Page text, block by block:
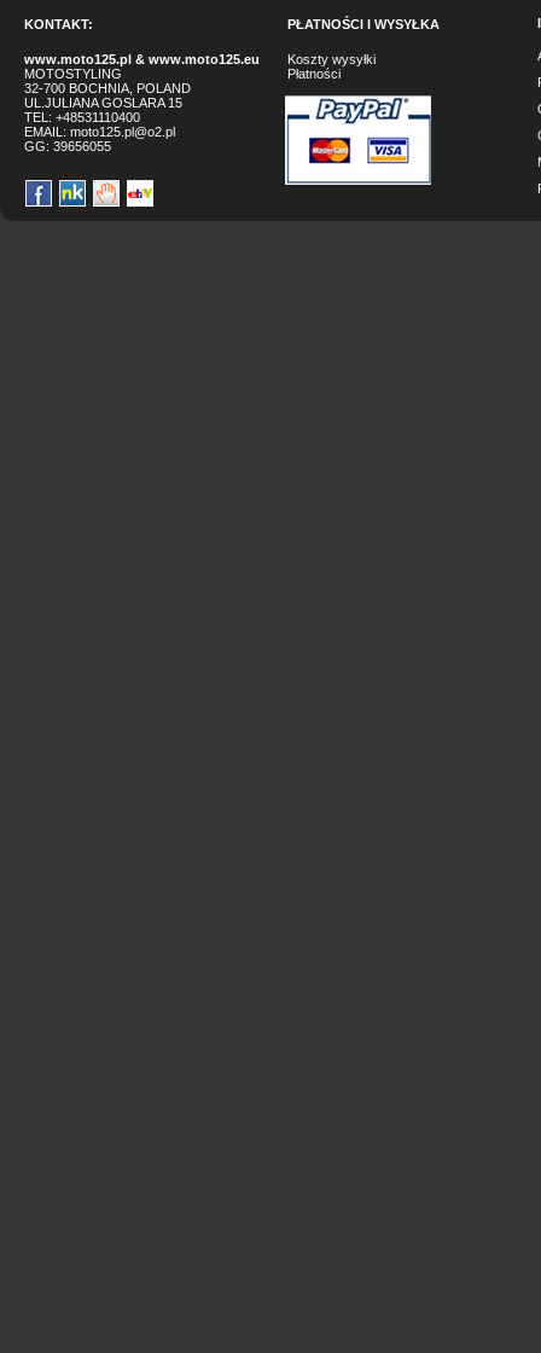
KONTAKT:
www.moto125.pl & www.moto125.eu
MOTOSTYLING
32-700 BOCHNIA, POLAND
UL.JULIANA GOSLARA 15
TEL: +48531110400
EMAIL: moto125.pl@o2.pl
GG: 39656055
PŁATNOŚCI I WYSYŁKA
Koszty wysyłki
Płatności